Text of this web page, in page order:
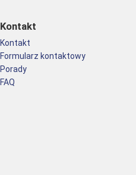
Kontakt
Kontakt
Formularz kontaktowy
Porady
FAQ